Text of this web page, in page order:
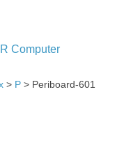
Computer
> P > Periboard-601